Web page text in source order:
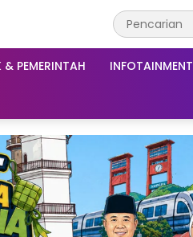
& PEMERINTAH INFOTAINMENT